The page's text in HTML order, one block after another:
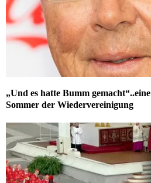
„Und es hatte Bumm
Sommer der Wiedervereinigung